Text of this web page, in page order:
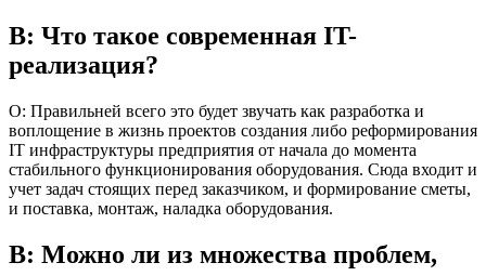
В: Что такое современная IT-
реализация?
О: Правильней всего это будет звучать как разработка и
воплощение в жизнь проектов создания либо реформирования
IT инфраструктуры предприятия от начала до момента
стабильного функционирования оборудования. Сюда входит и
учет задач стоящих перед заказчиком, и формирование сметы,
и поставка, монтаж, наладка оборудования.
В: Можно ли из множества проблем,